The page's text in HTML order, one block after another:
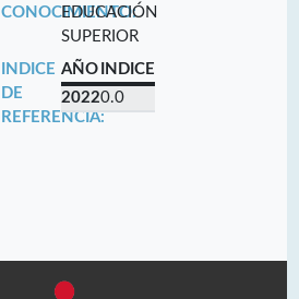
CONOCIMIENTO:
EDUCACIÓN
SUPERIOR
INDICE
DE
REFERENCIA:
AÑO INDICE
20220.0